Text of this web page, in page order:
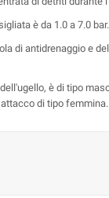
è da 1.0 a 7.0 bar.
di antidrenaggio e
è di tipo
di tipo femmina.